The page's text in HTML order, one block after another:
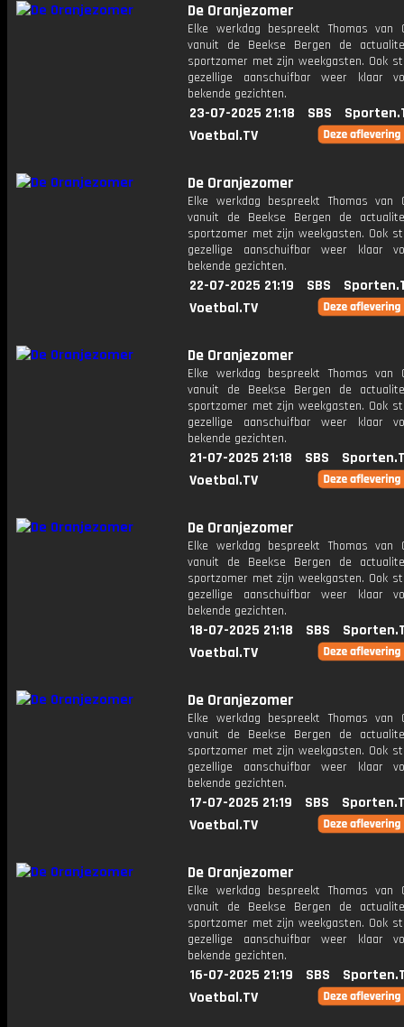
De Oranjezomer
Elke werkdag bespreekt Thomas van
vanuit de Beekse Bergen de
sportzomer met zijn weekgasten. Ook
gezellige aanschuifbar weer klaar
bekende gezichten.
23-07-2025 21:18 SBS
Voetbal.TV
De Oranjezomer
Elke werkdag bespreekt Thomas van
vanuit de Beekse Bergen de
sportzomer met zijn weekgasten. Ook
gezellige aanschuifbar weer klaar
bekende gezichten.
22-07-2025 21:19 SBS
Voetbal.TV
De Oranjezomer
Elke werkdag bespreekt Thomas van
vanuit de Beekse Bergen de
sportzomer met zijn weekgasten. Ook
gezellige aanschuifbar weer klaar
bekende gezichten.
21-07-2025 21:18 SBS
Voetbal.TV
De Oranjezomer
Elke werkdag bespreekt Thomas van
vanuit de Beekse Bergen de
sportzomer met zijn weekgasten. Ook
gezellige aanschuifbar weer klaar
bekende gezichten.
18-07-2025 21:18 SBS
Voetbal.TV
De Oranjezomer
Elke werkdag bespreekt Thomas van
vanuit de Beekse Bergen de
sportzomer met zijn weekgasten. Ook
gezellige aanschuifbar weer klaar
bekende gezichten.
17-07-2025 21:19 SBS
Voetbal.TV
De Oranjezomer
Elke werkdag bespreekt Thomas van
vanuit de Beekse Bergen de
sportzomer met zijn weekgasten. Ook
gezellige aanschuifbar weer klaar
bekende gezichten.
16-07-2025 21:19 SBS
Voetbal.TV